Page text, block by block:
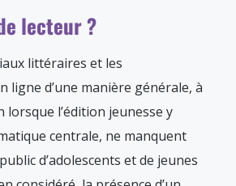
lecteur ?
littéraires et les
ligne d’une manière générale, à
l’édition jeunesse y
centrale, ne manquent
d’adolescents et de jeunes